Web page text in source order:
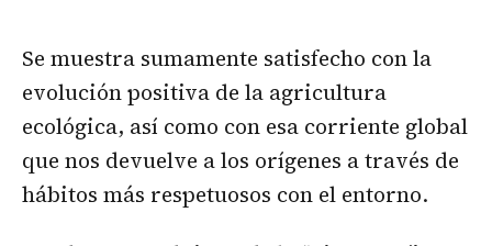
Se muestra sumamente satisfecho con la
evolución positiva de la agricultura
ecológica, así como con esa corriente global
que nos devuelve a los orígenes a través de
hábitos más respetuosos con el entorno.